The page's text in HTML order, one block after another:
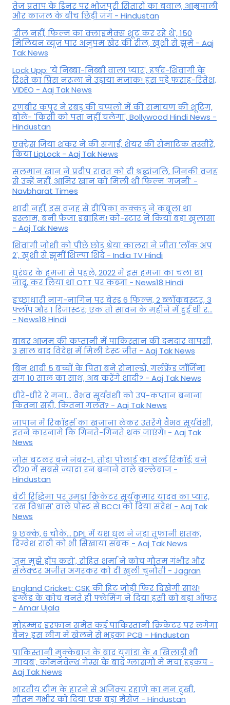
तेज प्रताप के डिनर पर भोजपुरी सितारों का बवाल, आम्रपाली
और काजल के बीच छिड़ी जंग - Hindustan
'रील नहीं, फिल्म का क्लाइमैक्स शूट कर रहे थे', 150
मिलियन व्यूज पार अनुपम खेर की रील, खुशी से झूमे - Aaj
Tak News
Lock Upp: 'ये निब्बा-निब्बी वाला प्यार', हर्षद-शिवांगी के
रिश्ते का प्रिंस नरूला ने उड़ाया मजाक! हंस पड़े फराह-रितेश,
VIDEO - Aaj Tak News
रणबीर कपूर ने रबड़ की चप्पलों में की रामायण की शूटिंग,
बोले- 'किसी को पता नहीं चलेगा', Bollywood Hindi News -
Hindustan
एक्ट्रेस जिया शंकर ने की सगाई, शेयर की रोमांटिक तस्वीरें,
किया LipLock - Aaj Tak News
सलमान खान ने प्रदीप रावत को दी श्रद्धांजलि, जिनकी वजह
से उन्हें नहीं, आमिर खान को मिली थी फिल्म 'गजनी' -
Navbharat Times
शादी नहीं, इस वजह से दीपिका कक्कड़ ने कबूला था
इस्लाम, बनी फैजा इब्राहिम! को-स्टार ने किया बड़ा खुलासा
- Aaj Tak News
शिवांगी जोशी को पीछे छोड़ श्रेया कालरा ने जीता 'लॉक अप
2', खुशी से झूमीं शिल्पा शिंदे - India TV Hindi
धुरंधर के हमजा से पहले, 2022 में इस हमजा का चला था
जादू, कर लिया था OTT पर कब्जा - News18 Hindi
इच्छाधारी नाग-नागिन पर बेस्ड 6 फिल्म, 2 ब्लॉकबस्टर, 3
फ्लॉप और 1 डिजास्टर; एक तो सावन के महीने में हुई थी र...
- News18 Hindi
बाबर आजम की कप्तानी में पाकिस्तान की दमदार वापसी,
3 साल बाद विदेश में मिली टेस्ट जीत - Aaj Tak News
बिन शादी 5 बच्चों के पिता बने रोनाल्डो, गर्लफ्रेंड जॉर्जिना
संग 10 साल का साथ, अब करेंगे शादी? - Aaj Tak News
धीरे-धीरे रे मना… वैभव सूर्यवंशी को उप-कप्तान बनाना
कितना सही, कितना गलत? - Aaj Tak News
जापान में रिकॉर्ड्स का खजाना लेकर उतरेंगे वैभव सूर्यवंशी,
इतने कारनामे कि गिनते-गिनते थक जाएंगे! - Aaj Tak
News
जोस बटलर बने नंबर-1, तोड़ा पोलार्ड का वर्ल्ड रिकॉर्ड; बने
टी20 में सबसे ज्यादा रन बनाने वाले बल्लेबाज -
Hindustan
बेटी र‍िद्ध‍िमा पर उमड़ा क्रिकेटर सूर्यकुमार यादव का प्यार,
'रख विश्वास' वाले पोस्ट से BCCI को दिया संदेश - Aaj Tak
News
9 छक्के, 6 चौके... DPL में यश धुल ने जड़ा तूफानी शतक,
द‍िग्वेश राठी को भी स‍िखाया सबक - Aaj Tak News
'तुम मुझे ड्रॉप करो', रोहित शर्मा ने कोच गौतम गंभीर और
सेलेक्टर अजीत अगरकर को दी खुली चुनौती - Jagran
England Cricket: CSK की हिट जोड़ी फिर दिखेगी साथ!
इंग्लैंड के कोच बनते ही फ्लेमिंग ने दिया हसी को बड़ा ऑफर
- Amar Ujala
मोहम्मद इरफान समेत कई पाकिस्तानी क्रिकेटर पर लगेगा
बैन? इस लीग में खेलने से भड़का PCB - Hindustan
पाकिस्तानी मुक्केबाज के बाद युगांडा के 4 खिलाड़ी भी
'गायब', कॉमनवेल्थ गेम्स के बाद ग्लासगो में मचा हड़कंप -
Aaj Tak News
भारतीय टीम के हारने से अजिंक्य रहाणे का मन दुखी,
गौतम गंभीर को दिया एक बड़ा मैसेज - Hindustan